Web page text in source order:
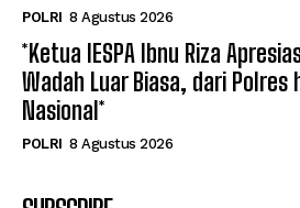
POLRI 8 Agustus 2026
*Ketua IESPA Ibnu Riza
Wadah Luar Biasa, dari Polres
Nasional*
POLRI 8 Agustus 2026